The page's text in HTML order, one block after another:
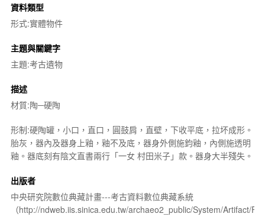
資料類型
形式:實體物件
主題與關鍵字
主題:考古遺物
描述
材質:陶─硬陶
形制:硬陶罐，小口，直口，圓鼓肩，直壁，下收平底，拉坏成形。
胎灰，器內及器身上釉，釉不及底，器身外側施鈞釉，內側施透明
釉。器底刻有陰文直書兩行「一女 村田米子」款。器身大半殘失。
出版者
中央研究院數位典藏計畫---考古資料數位典藏系統
（http://ndweb.iis.sinica.edu.tw/archaeo2_public/System/Artifact/